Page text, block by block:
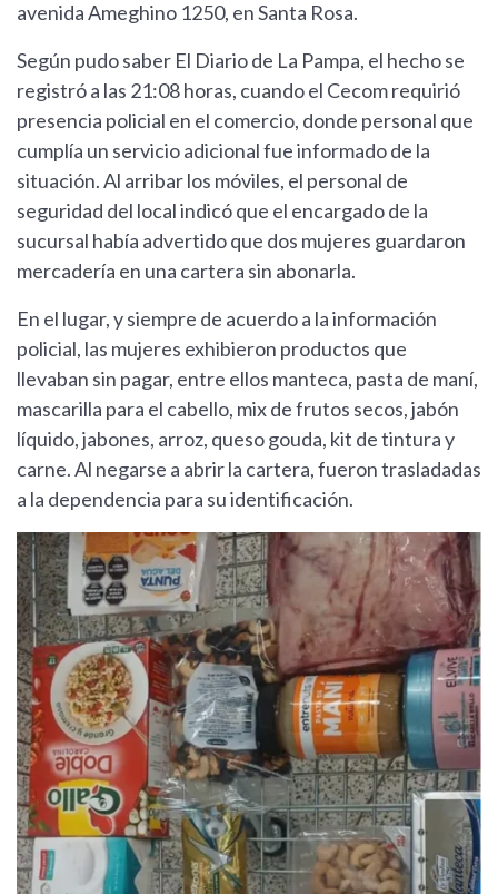
avenida Ameghino 1250, en Santa Rosa.
Según pudo saber El Diario de La Pampa, el hecho se
registró a las 21:08 horas, cuando el Cecom requirió
presencia policial en el comercio, donde personal que
cumplía un servicio adicional fue informado de la
situación. Al arribar los móviles, el personal de
seguridad del local indicó que el encargado de la
sucursal había advertido que dos mujeres guardaron
mercadería en una cartera sin abonarla.
En el lugar, y siempre de acuerdo a la información
policial, las mujeres exhibieron productos que
llevaban sin pagar, entre ellos manteca, pasta de maní,
mascarilla para el cabello, mix de frutos secos, jabón
líquido, jabones, arroz, queso gouda, kit de tintura y
carne. Al negarse a abrir la cartera, fueron trasladadas
a la dependencia para su identificación.